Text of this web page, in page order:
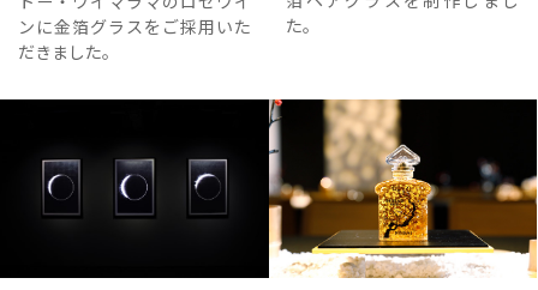
ンに金箔グラスをご採用いた
だきました。
た。